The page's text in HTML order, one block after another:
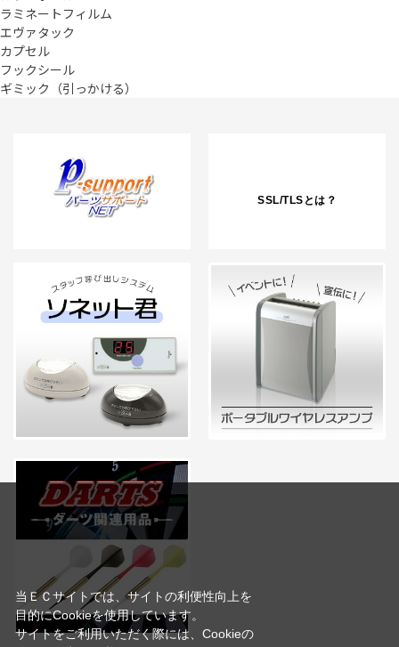
ラミネートフィルム
エヴァタック
カプセル
フックシール
ギミック（引っかける）
SSL/TLSとは？
当ＥＣサイトでは、サイトの利便性向上を
目的にCookieを使用しています。
サイトをご利用いただく際には、Cookieの